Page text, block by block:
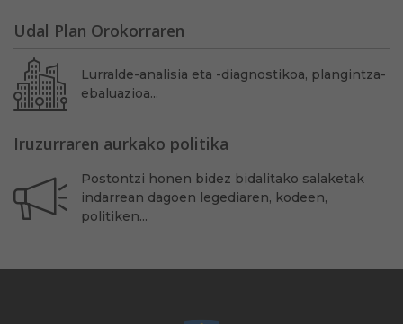
Udal Plan Orokorraren
Lurralde-analisia eta -diagnostikoa, plangintza-
ebaluazioa...
Iruzurraren aurkako politika
Postontzi honen bidez bidalitako salaketak
indarrean dagoen legediaren, kodeen,
politiken...